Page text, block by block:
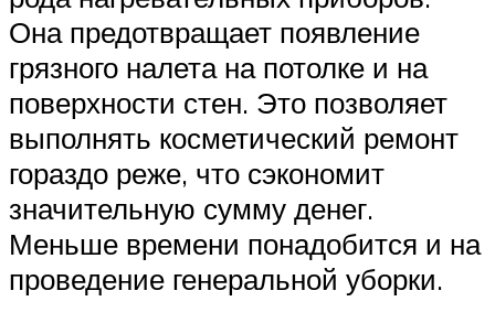
Она предотвращает появление
грязного налета на потолке и на
поверхности стен. Это позволяет
выполнять косметический ремонт
гораздо реже, что сэкономит
значительную сумму денег.
Меньше времени понадобится и на
проведение генеральной уборки.